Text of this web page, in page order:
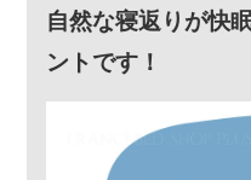
自然な寝返りが快
ントです！